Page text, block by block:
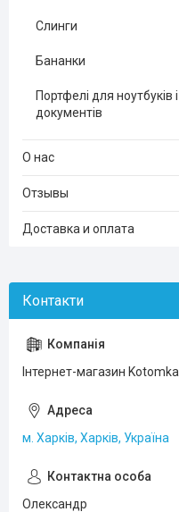
Слинги
Бананки
Портфелі для ноутбуків і
документів
О нас
Отзывы
Доставка и оплата
Інтернет-магазин Kotomka
м. Харків, Харків, Україна
Олександр